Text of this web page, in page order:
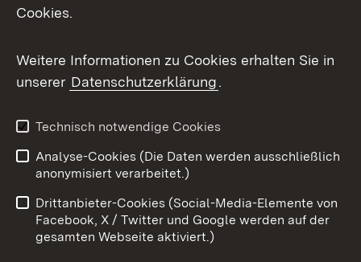
Messenger
Social Wall
X / Twitter
Youtube
Benutzungshinweise
Barrierefreiheit
Datenschutz
Cookies
Cookies.
Weitere Informationen zu Cookies erhalten Sie in
unserer Datenschutzerklärung.
Technisch notwendige Cookies
Analyse-Cookies (Die Daten werden ausschließlich
anonymisiert verarbeitet.)
Drittanbieter-Cookies (Social-Media-Elemente von
Facebook, X / Twitter und Google werden auf der
gesamten Webseite aktiviert.)